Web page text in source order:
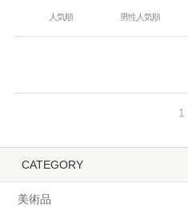
人気順 男性人気順
1
CATEGORY
美術品